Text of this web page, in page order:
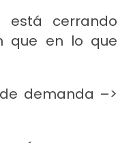
cerrando
que en lo que
demanda –>